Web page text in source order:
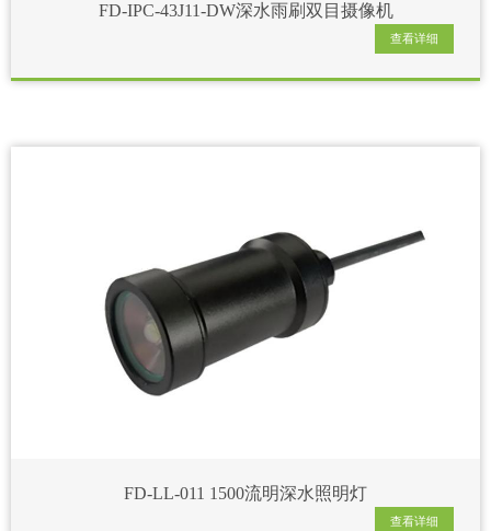
FD-IPC-43J11-DW深水雨刷双目摄像机
查看详细
FD-LL-011 1500流明深水照明灯
查看详细